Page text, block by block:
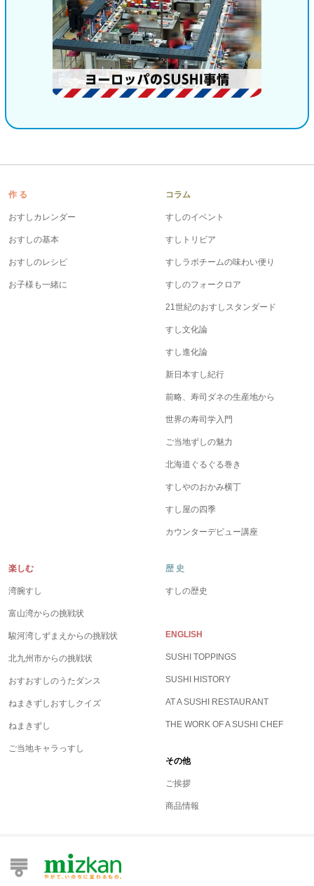
作 る
おすしカレンダー
おすしの基本
おすしのレシピ
お子様も一緒に
コラム
すしのイベント
すしトリビア
すしラボチームの味わい便り
すしのフォークロア
21世紀のおすしスタンダード
すし文化論
すし進化論
新日本すし紀行
前略、寿司ダネの生産地から
世界の寿司学入門
ご当地ずしの魅力
北海道ぐるぐる巻き
すしやのおかみ横丁
すし屋の四季
カウンターデビュー講座
楽しむ
湾腕すし
富山湾からの挑戦状
駿河湾しずまえからの挑戦状
北九州市からの挑戦状
おすおすしのうたダンス
ねまきずしおすしクイズ
ねまきずし
ご当地キャラっすし
歴 史
すしの歴史
ENGLISH
SUSHI TOPPINGS
SUSHI HISTORY
AT A SUSHI RESTAURANT
THE WORK OF A SUSHI CHEF
その他
ご挨拶
商品情報